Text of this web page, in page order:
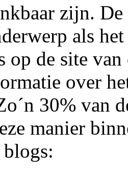
zijn. De
als
op de site
over
30% van
manier